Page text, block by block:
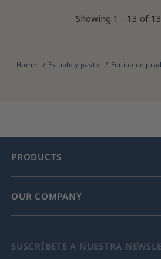
Showing 1 - 13 of
Home Establo y pasto Equipo de
PRODUCTS
OUR COMPANY
SUSCRÍBETE A NUESTRA